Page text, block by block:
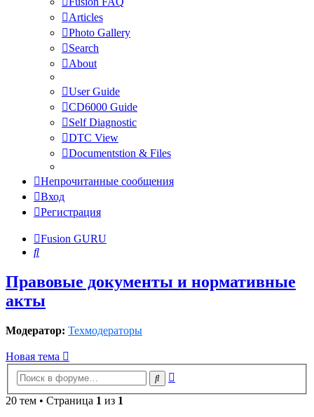
Articles
Photo Gallery
Search
About
User Guide
CD6000 Guide
Self Diagnostic
DTC View
Documentstion & Files
Непрочитанные сообщения
Вход
Регистрация
Fusion GURU
Поиск
Правовые документы и нормативные
акты
Модератор: Техмодераторы
Новая тема
Поиск
20 тем • Страница 1 из 1